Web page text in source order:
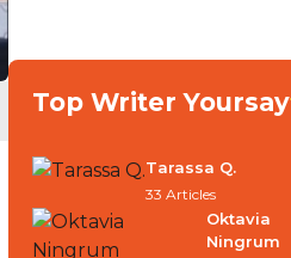
Top Writer Yoursay
Tarassa Q.
33 Articles
Oktavia
Ningrum